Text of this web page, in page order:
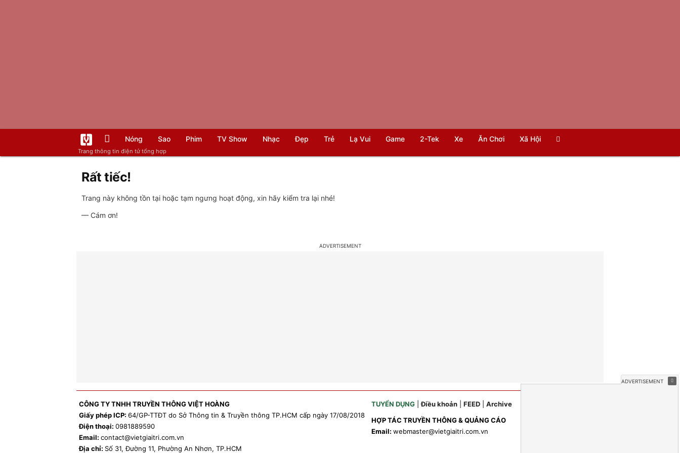
Trang thông tin điện tử tổng hợp
Nóng Sao Phim TV Show Nhạc Đẹp Trẻ Lạ Vui Game 2-Tek Xe Ăn Chơi Xã Hội
Rất tiếc!
Trang này không tồn tại hoặc tạm ngưng hoạt động, xin hãy kiểm tra lại nhé!
— Cám ơn!
CÔNG TY TNHH TRUYỀN THÔNG VIỆT HOÀNG
Giấy phép ICP: 64/GP-TTĐT do Sở Thông tin & Truyền thông TP.HCM cấp ngày 17/08/2018
Điện thoại: 0981889590
Email: contact@vietgiaitri.com.vn
Địa chỉ: Số 31, Đường 11, Phường An Nhơn, TP.HCM
TUYỂN DỤNG|Điều khoản| FEED| Archive
HỢP TÁC TRUYỀN THÔNG & QUẢNG CÁO
Email: webmaster@vietgiaitri.com.vn